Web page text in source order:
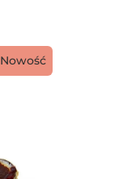
Nowość